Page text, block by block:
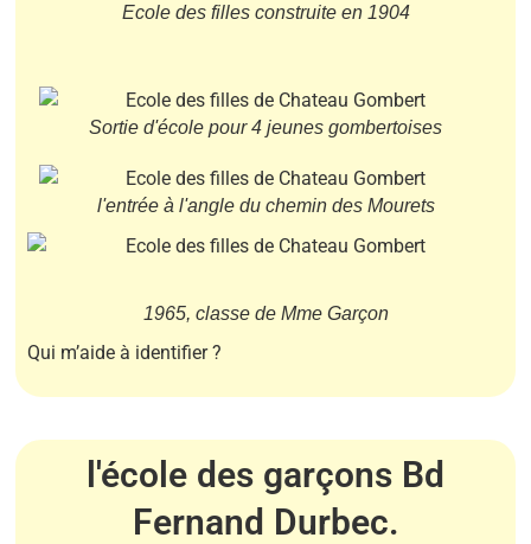
Ecole des filles construite en 1904
Sortie d'école pour 4 jeunes gombertoises
l'entrée à l'angle du chemin des Mourets
1965, classe de Mme Garçon
Qui m’aide à identifier ?
l'école des garçons Bd
Fernand Durbec.